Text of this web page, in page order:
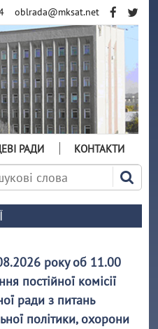
oblrada@mksat.net
РАДИ КОНТАКТИ
року об 11.00
постійної комісії
ради з питань
політики, охорони